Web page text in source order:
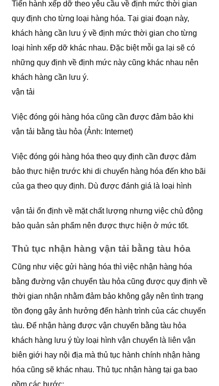
Tiến hành xếp dỡ theo yêu cầu về định mức thời gian
quy định cho từng loại hàng hóa. Tại giai đoạn này,
khách hàng cần lưu ý về định mức thời gian cho từng
loại hình xếp dỡ khác nhau. Đặc biệt mỗi ga lại sẽ có
những quy định về định mức này cũng khác nhau nên
khách hàng cần lưu ý.
vận tải
Việc đóng gói hàng hóa cũng cần được đảm bảo khi
vận tải bằng tàu hỏa (Ảnh: Internet)
Việc đóng gói hàng hóa theo quy định cần được đảm
bảo thực hiện trước khi di chuyển hàng hóa đến kho bãi
của ga theo quy định. Dù được đánh giá là loại hình
vận tải ổn định về mặt chất lượng nhưng việc chủ động
bảo quản sản phẩm nên được thực hiện ở mức tốt.
Thủ tục nhận hàng vận tải bằng tàu hỏa
Cũng như việc gửi hàng hóa thì việc nhận hàng hóa
bằng đường vận chuyển tàu hỏa cũng được quy định về
thời gian nhận nhằm đảm bảo không gây nên tình trạng
tồn đọng gây ảnh hưởng đến hành trình của các chuyến
tàu. Để nhận hàng được vận chuyển bằng tàu hỏa
khách hàng lưu ý tùy loại hình vận chuyển là liên vận
biên giới hay nội địa mà thủ tục hành chính nhận hàng
hóa cũng sẽ khác nhau. Thủ tục nhận hàng tại ga bao
gồm các bước: